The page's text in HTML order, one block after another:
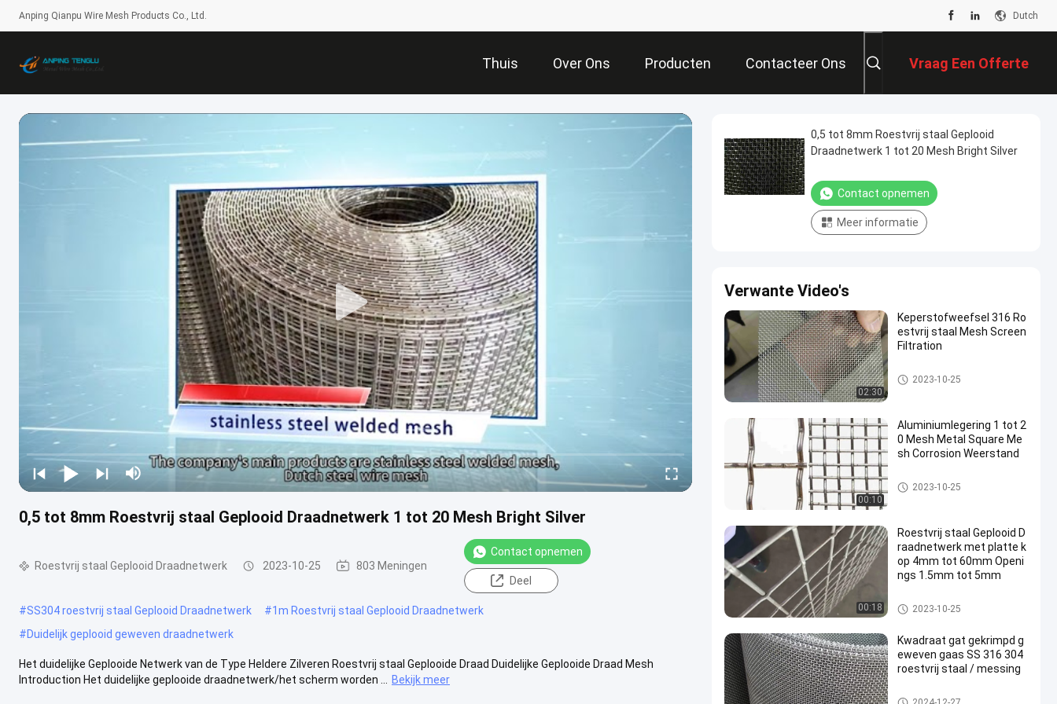
Anping Qianpu Wire Mesh Products Co., Ltd. Dutch
Thuis Over Ons Producten Contacteer Ons Vraag Een Offerte
0,5 tot 8mm Roestvrij staal Geplooid Draadnetwerk 1 tot 20 Mesh Bright Silver
Roestvrij staal Geplooid Draadnetwerk 2023-10-25 803 Meningen
Contact opnemen
Deel
#SS304 roestvrij staal Geplooid Draadnetwerk #1m Roestvrij staal Geplooid Draadnetwerk
#Duidelijk geplooid geweven draadnetwerk
Het duidelijke Geplooide Netwerk van de Type Heldere Zilveren Roestvrij staal Geplooide Draad Duidelijke Geplooide Draad Mesh
Introduction Het duidelijke geplooide draadnetwerk/het scherm worden ...
Bekijk meer
0,5 tot 8mm Roestvrij staal Geplooid
Draadnetwerk 1 tot 20 Mesh Bright Silver
Contact opnemen
Meer informatie
Verwante Video's
02:30
Keperstofweefsel 316 Ro
estvrij staal Mesh Screen
Filtration
ss geweven draadnetwerk
2023-10-25
00:10
Aluminiumlegering 1 tot 2
0 Mesh Metal Square Me
sh Corrosion Weerstand
Roestvrij staal Geplooid Draad
netwerk
2023-10-25
00:18
Roestvrij staal Geplooid D
raadnetwerk met platte k
op 4mm tot 60mm Openi
ngs 1.5mm tot 5mm
Roestvrij staal Geplooid Draad
netwerk
2023-10-25
Kwadraat gat gekrimpd g
eweven gaas SS 316 304
roestvrij staal / messing
Roestvrij staal Geplooid Draad